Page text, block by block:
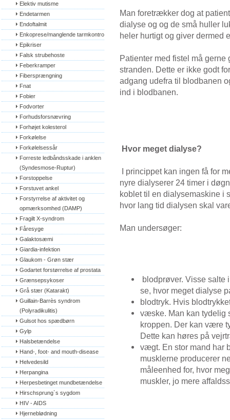
Elektiv mutisme
Endetarmen
Endoftalmit
Enkoprese/manglende tarmkontrol
Epikriser
Falsk strubehoste
Feberkramper
Fibersprængning
Fnat
Fobier
Fodvorter
Forhudsforsnævring
Forhøjet kolesterol
Forkølelse
Forkølelsessår
Forreste ledbåndsskade i anklen
(Syndesmose-Ruptur)
Forstoppelse
Forstuvet ankel
Forstyrrelse af aktivitet og
opmærksomhed (DAMP)
Fragilt X-syndrom
Fåresyge
Galaktosæmi
Giardia-infektion
Glaukom - Grøn stær
Godartet forstørrelse af prostata
Grænsepsykoser
Grå stær (Katarakt)
Guillain-Barrès syndrom
(Polyradikulitis)
Gulsot hos spædbørn
Gylp
Halsbetændelse
Hand-, foot- and mouth-disease
Helvedesild
Herpangina
Herpesbetinget mundbetændelse
Hirschsprung`s sygdom
HIV - AIDS
Hjerneblødning
Man foretrækker dog at
dialyse og og de små huller
heler hurtigt og giver dermed
Patienter med fistel må
stranden. Dette er ikke godt
adgang udefra til blodbanen
ind i blodbanen.
Hvor meget dialyse?
I princippet kan ingen få for
nyre dialyserer 24 timer i
koblet til en dialysemaskine i
hvor lang tid dialysen skal
Man undersøger:
blodprøver. Visse salte
se, hvor meget dialyse
blodtryk. Hvis
væske. Man kan tydelig
kroppen. Der kan være
Dette kan høres på
vægt. En stor mand har
musklerne producerer
måleenhed for, hvor
muskler, jo mere